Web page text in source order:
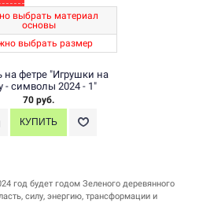
выбрать материал
основы
выбрать размер
на фетре "Игрушки на
- символы 2024 - 1"
70 руб.
год будет годом Зеленого деревянного
силу, энергию, трансформации и